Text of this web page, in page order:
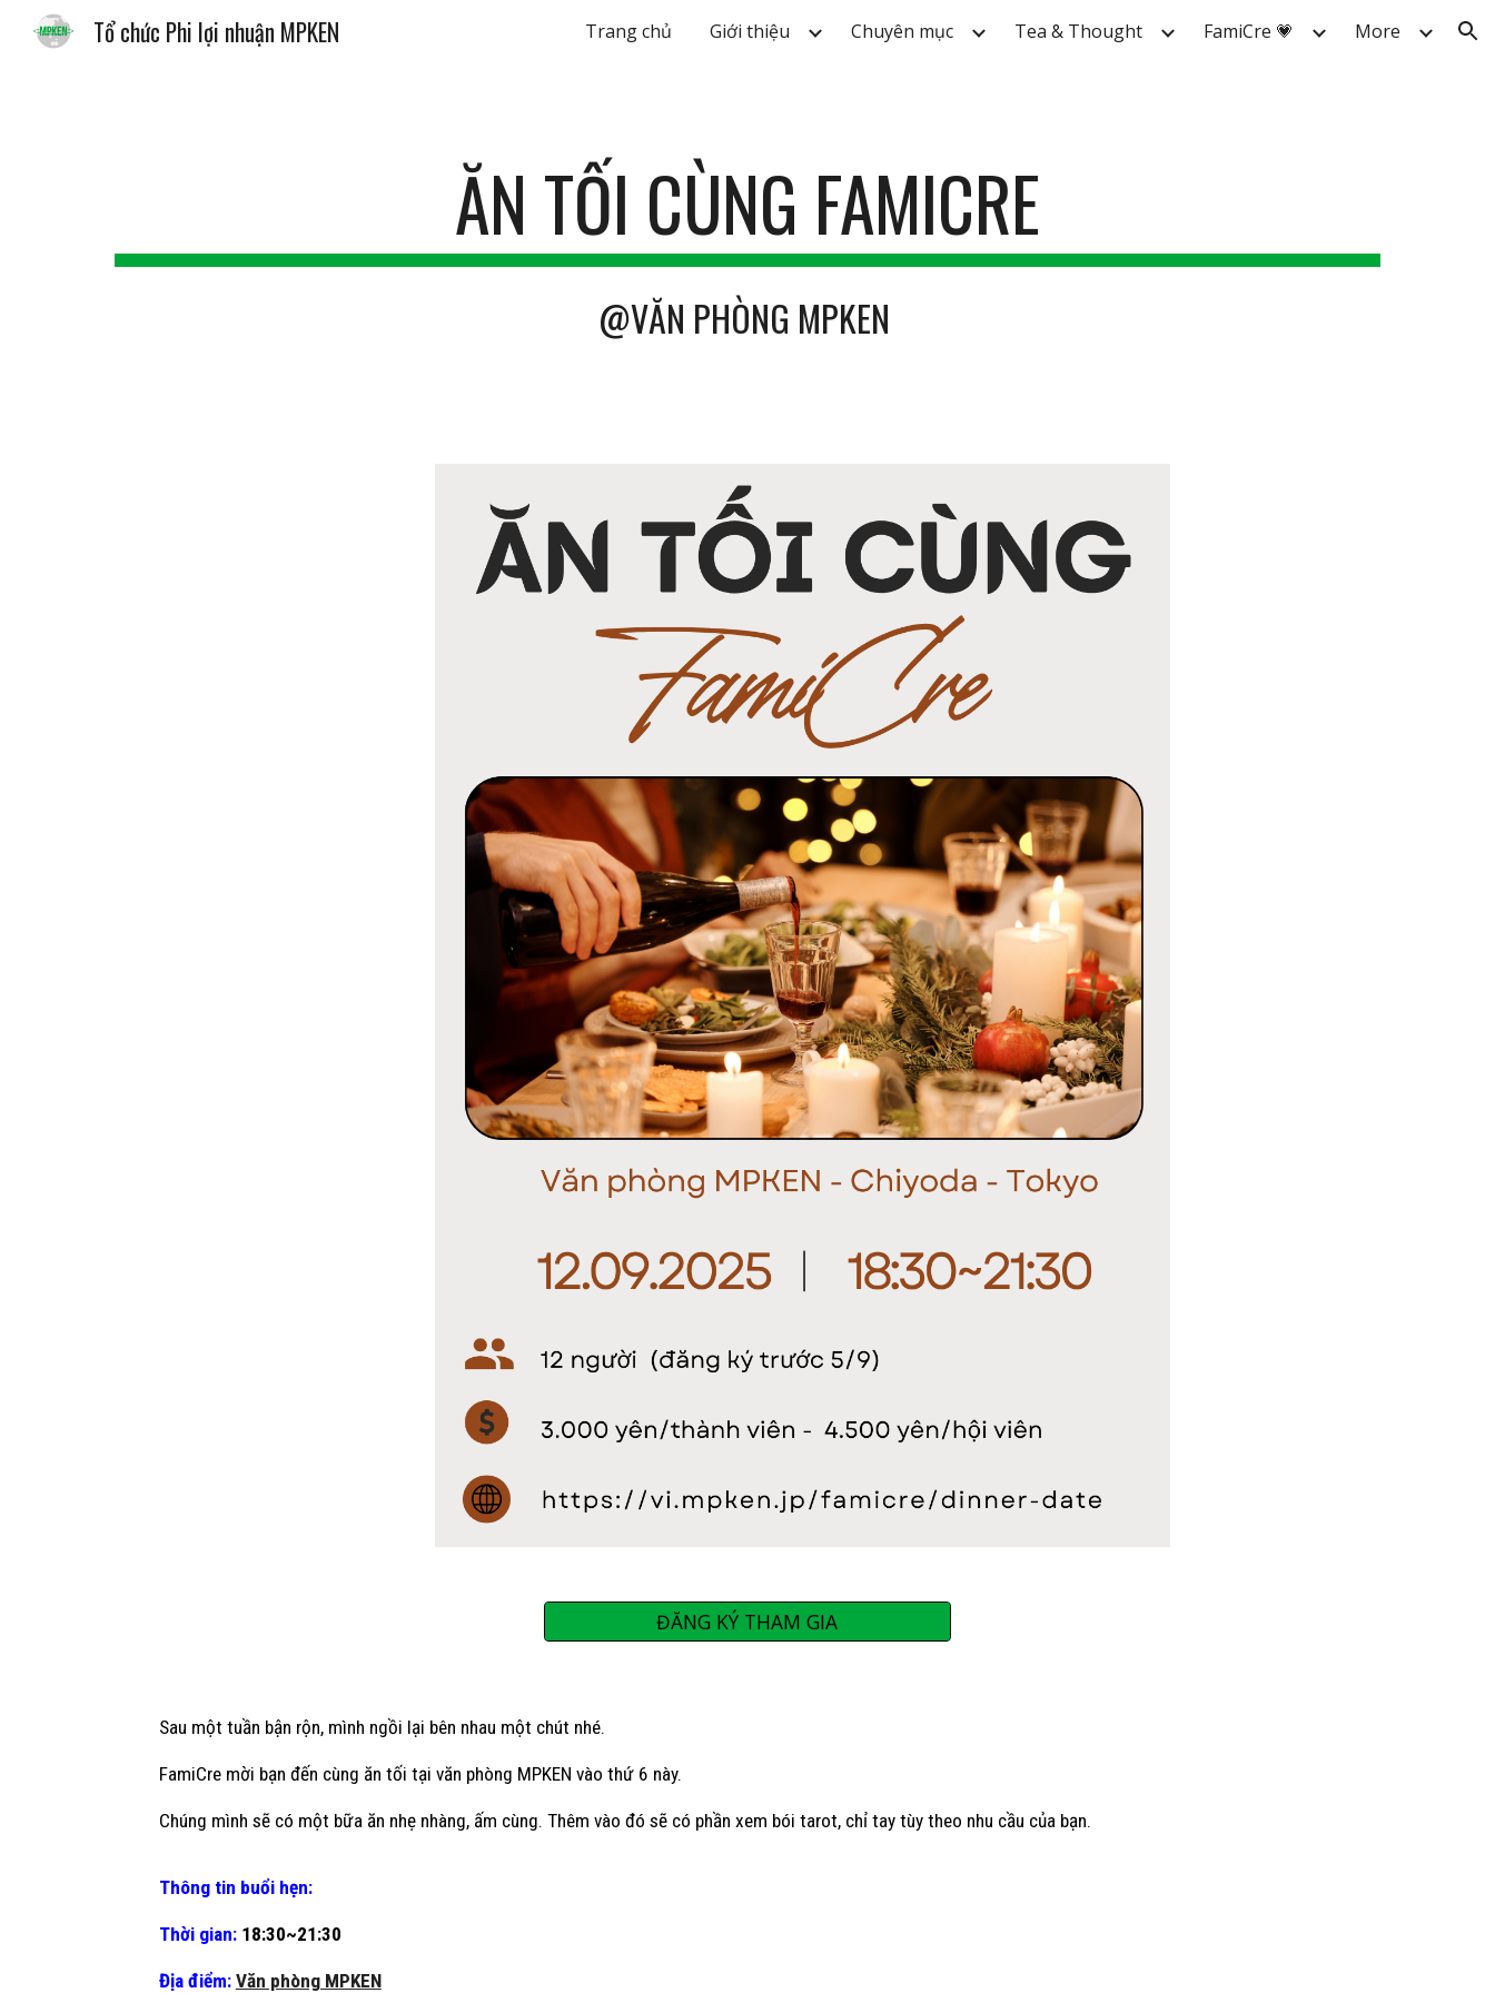
Skip to main content Skip to navigation
Tổ chức Phi lợi nhuận MPKEN Trang chủ Giới thiệu Chuyên mục Tea & Thought FamiCre 💗 More
ĂN TỐI CÙNG FAMICRE
@VĂN PHÒNG MPKEN
ĐĂNG KÝ THAM GIA
Sau một tuần bận rộn, mình ngồi lại bên nhau một chút nhé.
FamiCre mời bạn đến cùng ăn tối tại văn phòng MPKEN vào thứ 6 này.
Chúng mình sẽ có một bữa ăn nhẹ nhàng, ấm cùng. Thêm vào đó sẽ có phần xem bói tarot, chỉ tay tùy theo nhu cầu của bạn.
Thông tin buổi hẹn:
Thời gian: 18:30~21:30
Địa điểm: Văn phòng MPKEN